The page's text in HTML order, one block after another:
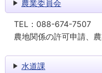
農業委員会
TEL： 088-674-7507
農地関係の許可申請、
水道課